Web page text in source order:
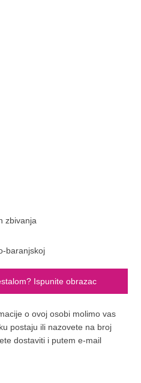
zbivanja
baranjskoj
Ispunite obrazac
o ovoj osobi molimo vas
postaju ili nazovete na broj
dostaviti i putem e-mail